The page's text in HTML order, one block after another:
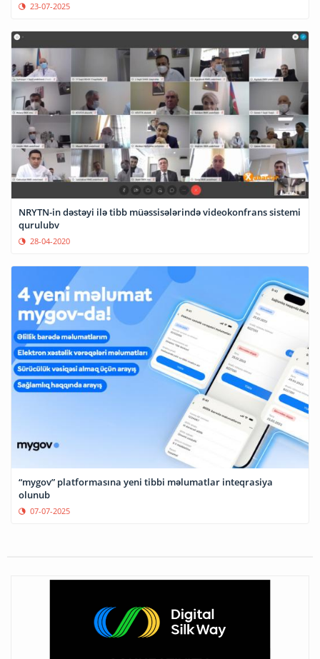
23-07-2025
NRYTN-in dəstəyi ilə tibb müəssisələrində videokonfrans sistemi
qurulubv
28-04-2020
“mygov” platformasına yeni tibbi məlumatlar inteqrasiya
olunub
07-07-2025